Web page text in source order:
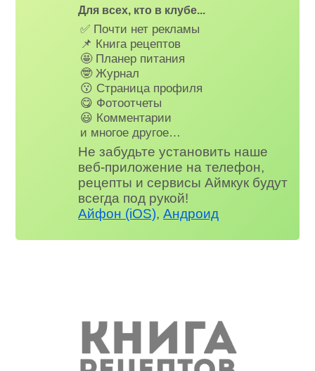
Для всех, кто в клубе...
✅ Почти нет рекламы
📌 Книга рецептов
🤩 Планер питания
🤓 Журнал
😗 Страница профиля
😋 Фотоотчеты
😃 Комментарии
и многое другое…
Не забудьте установить наше
веб-приложение на телефон,
рецепты и сервисы Аймкук будут
всегда под рукой!
Айфон (iOS),Андроид